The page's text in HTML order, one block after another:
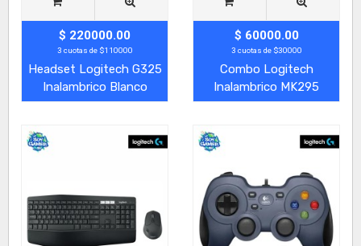
$ 220000.00
3 cuotas de $110000
Headset Logitech G325
Inalambrico Blanco
$ 60000.00
3 cuotas de $30000
Combo Logitech
Inalambrico MK295